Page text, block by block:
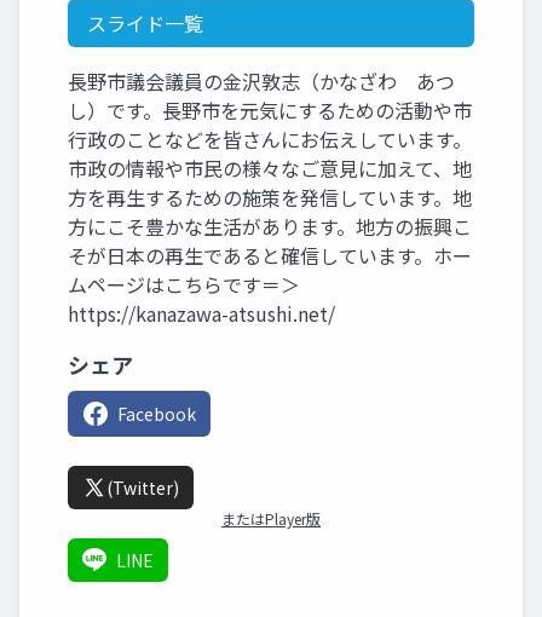
スライド一覧
長野市議会議員の金沢敦志（かなざわ あつ
し）です。長野市を元気にするための活動や市
行政のことなどを皆さんにお伝えしています。
市政の情報や市民の様々なご意見に加えて、地
方を再生するための施策を発信しています。地
方にこそ豊かな生活があります。地方の振興こ
そが日本の再生であると確信しています。ホー
ムページはこちらです＝＞
https://kanazawa-atsushi.net/
シェア
Facebook
(Twitter)
またはPlayer版
LINE